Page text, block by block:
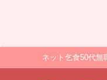
ネット乞食50代無